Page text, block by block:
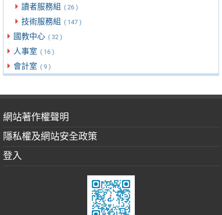
讀者服務組 ( 26 )
技術服務組 ( 147 )
國教中心 ( 32 )
人事室 ( 16 )
會計室 ( 9 )
網站著作權聲明
隱私權及網站安全政策
登入